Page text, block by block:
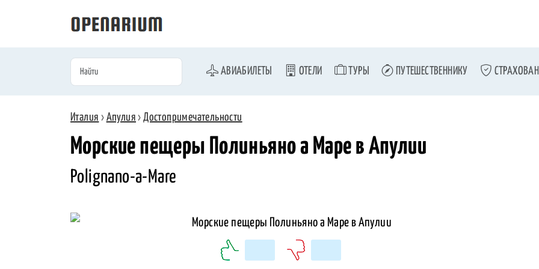
АВИАБИЛЕТЫ ОТЕЛИ ТУРЫ ПУТЕШЕСТВЕННИКУ
Италия › Апулия ›Достопримечательности
Морские пещеры Полиньяно а Маре в Апулии
Polignano-a-Mare